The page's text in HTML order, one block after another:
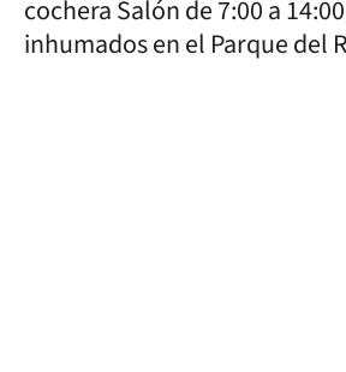
cochera Salón de 7:00 a
inhumados en el Parque del